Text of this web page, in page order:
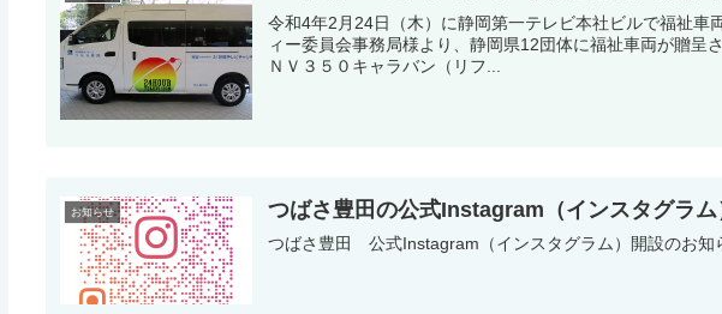
令和4年2月24日（木）に静岡第一テレビ本社ビルで福祉車
ィー委員会事務局様より、静岡県12団体に福祉車両が贈呈されました。 つばさ豊
ＮＶ３５０キャラバン（リフ...
お知らせ つばさ豊田の公式Instagram（インスタグラム
つばさ豊田 公式Instagram（インスタグラム）開設のお知